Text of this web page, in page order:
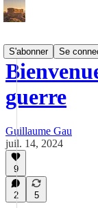
S'abonner
Se
guerre
Guillaume Gau
juil. 14, 2024
9
2 5